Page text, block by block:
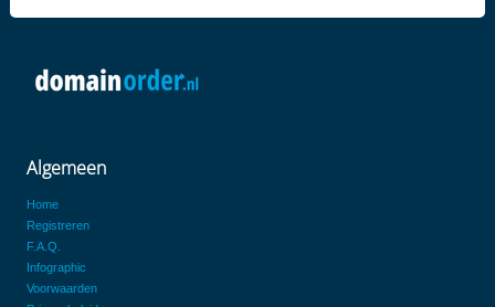
Algemeen
Home
Registreren
F.A.Q.
Infographic
Voorwaarden